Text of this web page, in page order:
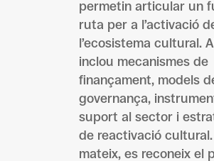
permetin articular un
ruta per a l’activació
l’ecosistema cultural.
inclou mecanismes de
finançament, models
governança,
suport al sector i
de reactivació
mateix, es reconeix el